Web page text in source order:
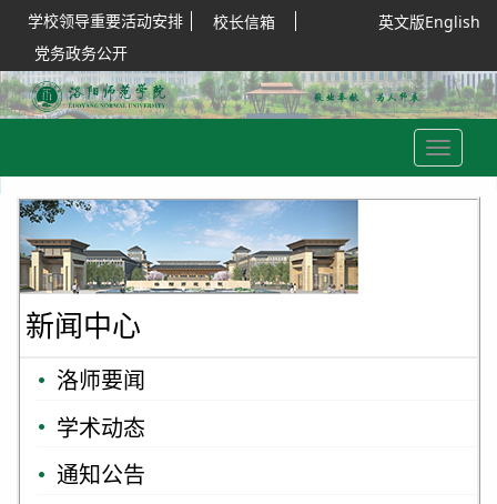
学校领导重要活动安排
校长信箱
党务政务公开
英文版English
Toggle
navigation
新闻中心
洛师要闻
学术动态
通知公告